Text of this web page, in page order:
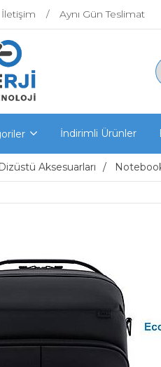
İletişim Aynı Gün Teslimat
İndirimli Ürünler
Dizüstü Aksesuarları Notebook